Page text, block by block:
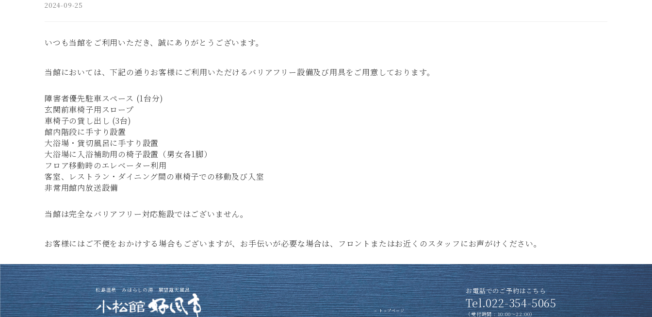
- 日帰りプラン
- 当館での過ごし方・周辺観光
- 当館の歴史・アクセス
- お子様・赤ちゃん大歓迎
Tel.022-354-5065
2024-09-25
いつも当館をご利用いただき、誠にありがとうございます。
当館においては、下記の通りお客様にご利用いただけるバリアフリー設備及び用具をご用意しております。
障害者優先駐車スペース (1台分)
玄関前車椅子用スロープ
車椅子の貸し出し (3台)
館内階段に手すり設置
大浴場・貸切風呂に手すり設置
大浴場に入浴補助用の椅子設置（男女各1脚）
フロア移動時のエレベーター利用
客室、レストラン・ダイニング間の車椅子での移動及び入室
非常用館内放送設備
当館は完全なバリアフリー対応施設ではございません。
お客様にはご不便をおかけする場合もございますが、お手伝いが必要な場合は、フロントまたはお近くのスタッフにお声がけください。
松島温泉 みはらしの湯 展望露天風呂
− トップページ
お電話でのご予約はこちら
Tel.022-354-5065
（受付時間 : 10:00〜22:00）